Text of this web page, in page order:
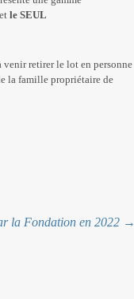
le SEUL
venir retirer le lot en personne
la famille propriétaire de
la Fondation en 2022 →